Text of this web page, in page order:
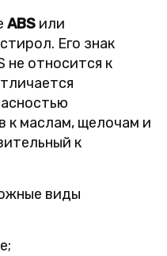
ABS или
Его знак
не относится к
к маслам, щелочам и
к
виды